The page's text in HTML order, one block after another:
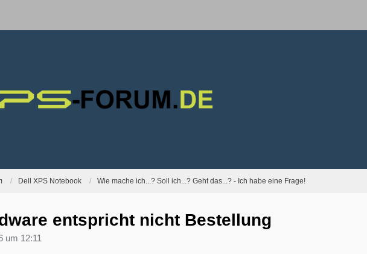
Dell XPS Notebook Wie mache ich...? Soll ich...? Geht das...? - Ich habe eine Frage!
entspricht nicht Bestellung
um 12:11